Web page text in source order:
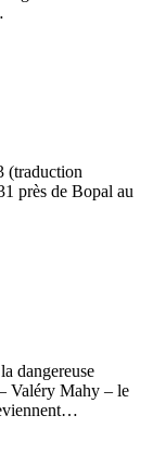
(traduction
près de Bopal au
dangereuse
Valéry Mahy – le